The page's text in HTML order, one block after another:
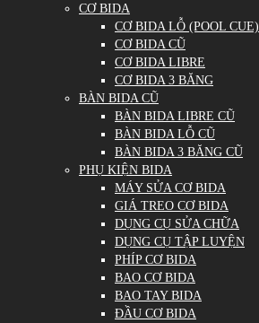
CƠ BIDA
CƠ BIDA LỖ (POOL CUE)
CƠ BIDA CŨ
CƠ BIDA LIBRE
CƠ BIDA 3 BĂNG
BÀN BIDA CŨ
BÀN BIDA LIBRE CŨ
BÀN BIDA LỖ CŨ
BÀN BIDA 3 BĂNG CŨ
PHỤ KIỆN BIDA
MÁY SỬA CƠ BIDA
GIÁ TREO CƠ BIDA
DỤNG CỤ SỬA CHỮA
DỤNG CỤ TẬP LUYỆN
PHÍP CƠ BIDA
BAO CƠ BIDA
BAO TAY BIDA
ĐẦU CƠ BIDA